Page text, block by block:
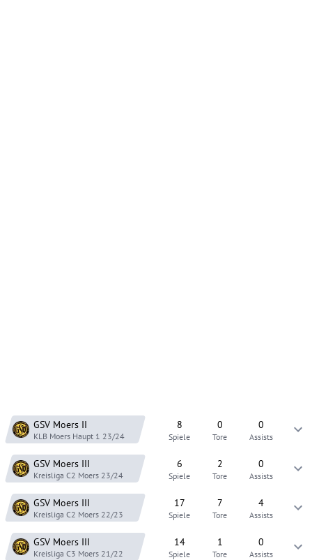
GSV Moers II
KLB Moers Haupt 1 23/24
8
Spiele
0
Tore
0
Assists
GSV Moers III
Kreisliga C2 Moers 23/24
6
Spiele
2
Tore
0
Assists
GSV Moers III
Kreisliga C2 Moers 22/23
17
Spiele
7
Tore
4
Assists
GSV Moers III
Kreisliga C3 Moers 21/22
14
Spiele
1
Tore
0
Assists